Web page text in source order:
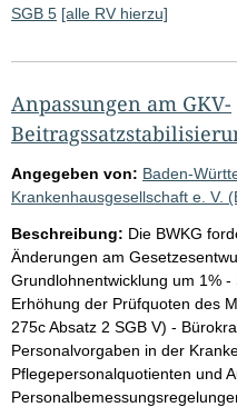
SGB 5 [alle RV hierzu]
Anpassungen am GKV-
Angegeben von: Baden-
Krankenhausgesellschaft e. V.
Beschreibung: Die BWKG
Änderungen am
Grundlohnentwicklung um 1%
Erhöhung der Prüfquoten des
275c Absatz 2 SGB V) -
Personalvorgaben in der
Pflegepersonalquotienten und